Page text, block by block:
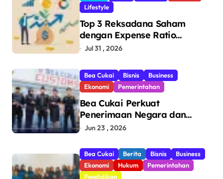
Lifestyle
Top 3 Reksadana Saham
dengan Expense Ratio
Terendah
Jul 31 , 2026
Bea Cukai Bisnis
Business
Ekonomi
Pemerintahan
Bea Cukai Perkuat
Penerimaan Negara dan
Pengawasan, Setor Rp123,8
Jun 23 , 2026
Bea Cukai Berita Bisnis
Business
Ekonomi
Hukum
Pemerintahan
Pendidikan